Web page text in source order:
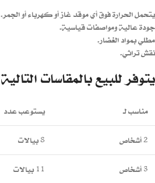
يتحمل الحرارة فوق أي موقد غاز أو كهرباء أو الجمر.
جودة عالية ومواصفات قياسية.
مطلي بمواد الغضار.
نقش تراثي.
يتوفر للبيع بالمقاسات التالية
مناسب لـ يستوعب عدد
2 أشخاص 8 بيالات
3 أشخاص 11 بيالات